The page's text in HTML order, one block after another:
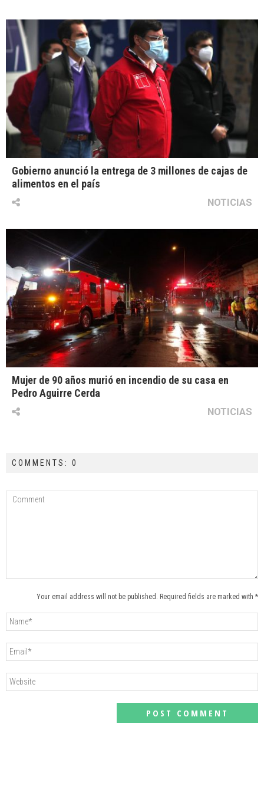
Gobierno anunció la entrega de 3 millones de cajas de
alimentos en el país
NOTICIAS
Mujer de 90 años murió en incendio de su casa en
Pedro Aguirre Cerda
NOTICIAS
COMMENTS: 0
Your email address will not be published. Required fields are marked with *